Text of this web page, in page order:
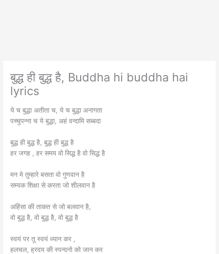
बुद्ध ही बुद्ध है, Buddha hi buddha hai
lyrics
ये च बुद्धा अतीता च, ये च बुद्धा अनागता
पच्चुपन्ना च ये बुद्धा, अहं वन्दामि सब्बदा
बुद्ध ही बुद्ध है, बुद्ध ही बुद्ध है
हर जगह , हर समय वो सिद्ध है वो सिद्ध है
मन मे तुम्हारे बसता वो गुणवान है
सम्यक शिक्षा से करता जो शीलवान है
अहिंसा की ताकत से जो बलवान है,
वो बुद्ध है, वो बुद्ध है, वो बुद्ध है
स्वयं पर तू स्वयं ध्यान कर ,
हलचल, ह्रदय की स्पन्दनो को जान कर